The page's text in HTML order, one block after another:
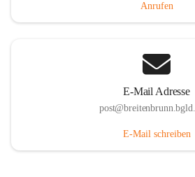
Anrufen
E-Mail Adresse
E-Mail schreiben